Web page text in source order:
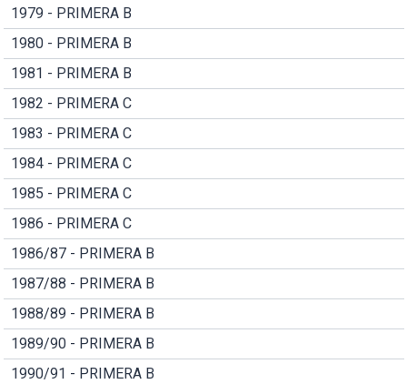
1979 - PRIMERA B
1980 - PRIMERA B
1981 - PRIMERA B
1982 - PRIMERA C
1983 - PRIMERA C
1984 - PRIMERA C
1985 - PRIMERA C
1986 - PRIMERA C
1986/87 - PRIMERA B
1987/88 - PRIMERA B
1988/89 - PRIMERA B
1989/90 - PRIMERA B
1990/91 - PRIMERA B